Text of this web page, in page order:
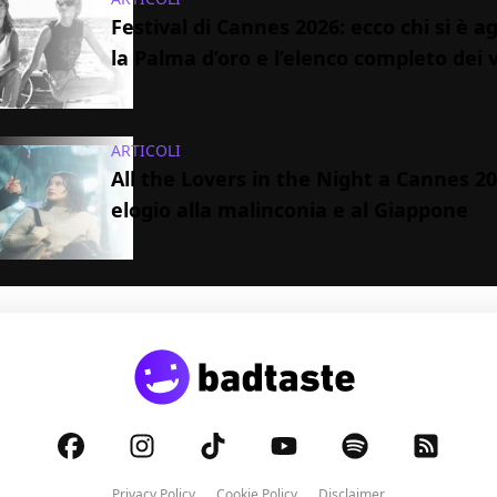
Festival di Cannes 2026: ecco chi si è
la Palma d’oro e l’elenco completo dei
ARTICOLI
All the Lovers in the Night a Cannes
elogio alla malinconia e al Giappone